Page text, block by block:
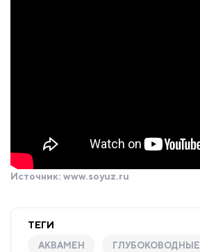
Источник: www.soyuz.ru
ТЕГИ
АКВАМЕН ГЛУБОКОВОДНЫЕ